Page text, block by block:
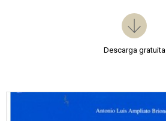
Descarga gratuita